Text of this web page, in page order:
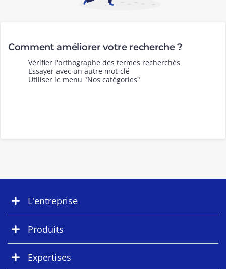
Comment améliorer votre recherche ?
Vérifier l'orthographe des termes recherchés
Essayer avec un autre mot-clé
Utiliser le menu "Nos catégories"
L'entreprise
Produits
Expertises